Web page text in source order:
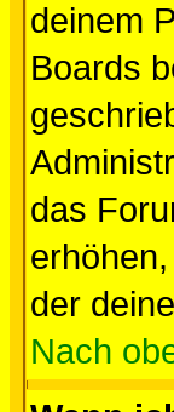
deinem
Boards
das
der
Nach